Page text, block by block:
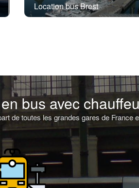
Location bus Brest
bus avec
de toutes les grandes gares de France